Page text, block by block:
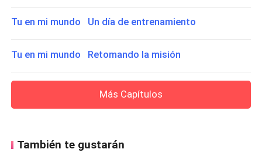
Tu en mi mundo Un día de entrenamiento
Tu en mi mundo Retomando la misión
Más Capítulos
También te gustarán